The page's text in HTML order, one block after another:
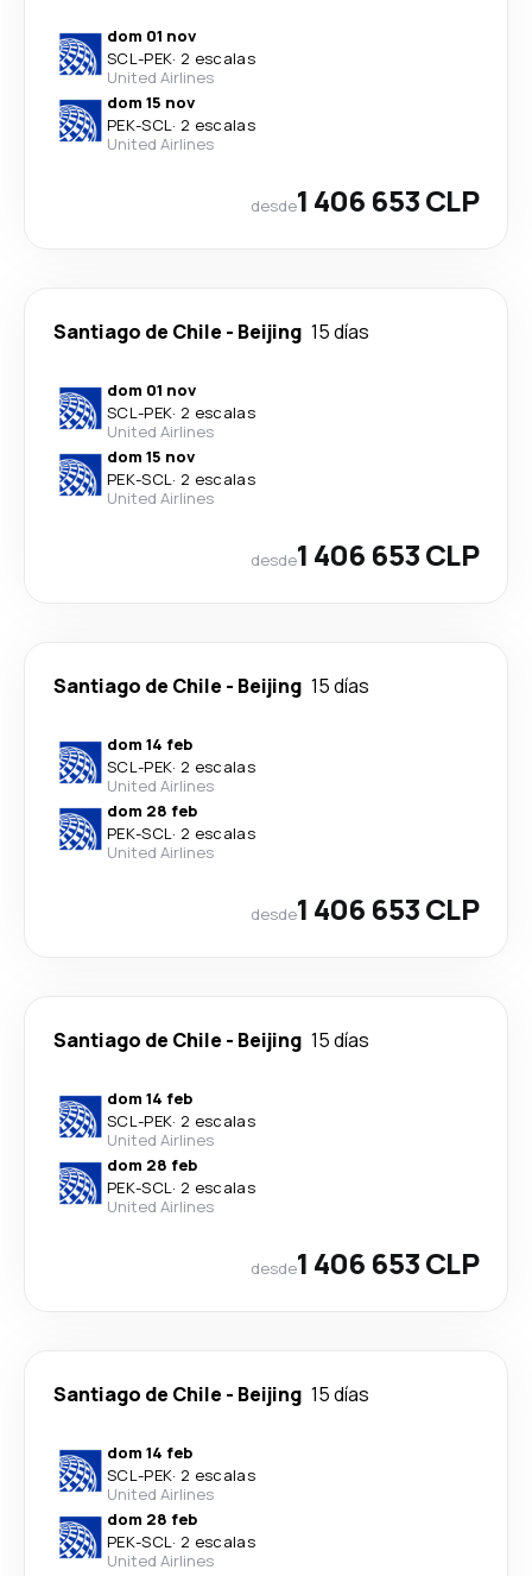
dom 01 nov
SCL-PEK· 2 escalas
United Airlines
dom 15 nov
PEK-SCL· 2 escalas
United Airlines
desde1 406 653 CLP
Santiago de Chile - Beijing 15 días
dom 01 nov
SCL-PEK· 2 escalas
United Airlines
dom 15 nov
PEK-SCL· 2 escalas
United Airlines
desde1 406 653 CLP
Santiago de Chile - Beijing 15 días
dom 14 feb
SCL-PEK· 2 escalas
United Airlines
dom 28 feb
PEK-SCL· 2 escalas
United Airlines
desde1 406 653 CLP
Santiago de Chile - Beijing 15 días
dom 14 feb
SCL-PEK· 2 escalas
United Airlines
dom 28 feb
PEK-SCL· 2 escalas
United Airlines
desde1 406 653 CLP
Santiago de Chile - Beijing 15 días
dom 14 feb
SCL-PEK· 2 escalas
United Airlines
dom 28 feb
PEK-SCL· 2 escalas
United Airlines